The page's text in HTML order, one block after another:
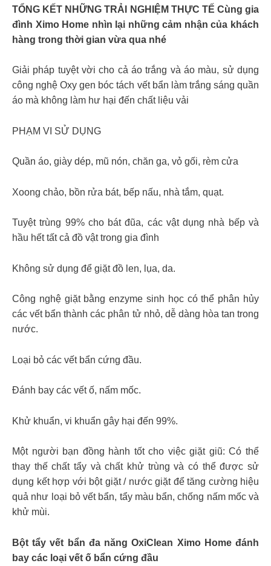
TỔNG KẾT NHỮNG TRẢI NGHIỆM THỰC TẾ Cùng gia
đình Ximo Home nhìn lại những cảm nhận của khách
hàng trong thời gian vừa qua nhé
Giải pháp tuyệt vời cho cả áo trắng và áo màu, sử dụng
công nghệ Oxy gen bóc tách vết bẩn làm trắng sáng quần
áo mà không làm hư hại đến chất liệu vải
PHẠM VI SỬ DỤNG
Quần áo, giày dép, mũ nón, chăn ga, vỏ gối, rèm cửa
Xoong chảo, bồn rửa bát, bếp nấu, nhà tắm, quạt.
Tuyệt trùng 99% cho bát đũa, các vật dụng nhà bếp và
hầu hết tất cả đồ vật trong gia đình
Không sử dụng để giặt đồ len, lụa, da.
Công nghệ giặt bằng enzyme sinh học có thể phân hủy
các vết bẩn thành các phân tử nhỏ, dễ dàng hòa tan trong
nước.
Loại bỏ các vết bẩn cứng đầu.
Đánh bay các vết ố, nấm mốc.
Khử khuẩn, vi khuẩn gây hại đến 99%.
Một người bạn đồng hành tốt cho việc giặt giũ: Có thể
thay thế chất tẩy và chất khử trùng và có thể được sử
dụng kết hợp với bột giặt / nước giặt để tăng cường hiệu
quả như loại bỏ vết bẩn, tẩy màu bẩn, chống nấm mốc và
khử mùi.
Bột tẩy vết bẩn đa năng OxiClean Ximo Home đánh
bay các loại vết ố bẩn cứng đầu